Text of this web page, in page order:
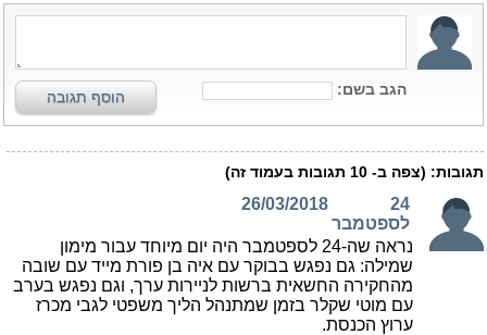
הגב בשם: הוסף תגובה
תגובות: (צפה ב- 10 תגובות בעמוד זה)
24
לספטמבר
26/03/2018
נראה שה-24 לספטמבר היה יום מיוחד עבור מימון
שמילה: גם נפגש בבוקר עם איה בן פורת מייד עם שובה
מהחקירה החשאית ברשות לניירות ערך, וגם נפגש בערב
עם מוטי שקלר בזמן שמתנהל הליך משפטי לגבי מכרז
ערוץ הכנסת.